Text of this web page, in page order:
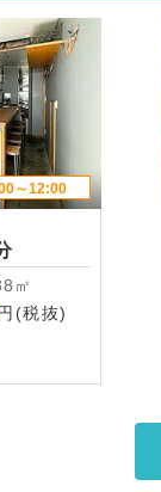
～12:00
㎡
(税抜)